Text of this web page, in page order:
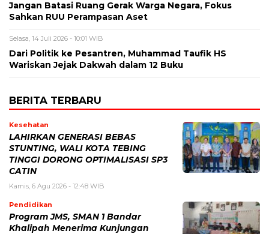
Jangan Batasi Ruang Gerak Warga Negara, Fokus
Sahkan RUU Perampasan Aset
Selasa, 14 Juli 2026 - 10:01 WIB
Dari Politik ke Pesantren, Muhammad Taufik HS
Wariskan Jejak Dakwah dalam 12 Buku ‎
BERITA TERBARU
Kesehatan
LAHIRKAN GENERASI BEBAS
STUNTING, WALI KOTA TEBING
TINGGI DORONG OPTIMALISASI SP3
CATIN
Kamis, 6 Agu 2026 - 12:48 WIB
Pendidikan
Program JMS, SMAN 1 Bandar
Khalipah Menerima Kunjungan